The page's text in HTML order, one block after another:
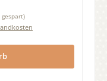
gespart)